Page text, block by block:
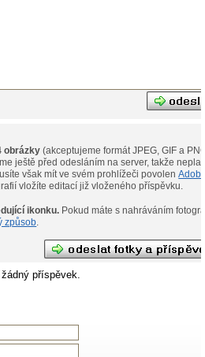
obrázky (akceptujeme formát JPEG, GIF a
ještě před odesláním na server, takže
velikostní omezení. Musíte však mít ve svém prohlížeči povolen
vložíte editací již vloženého příspěvku.
ikonku.
způsob.
příspěvek.